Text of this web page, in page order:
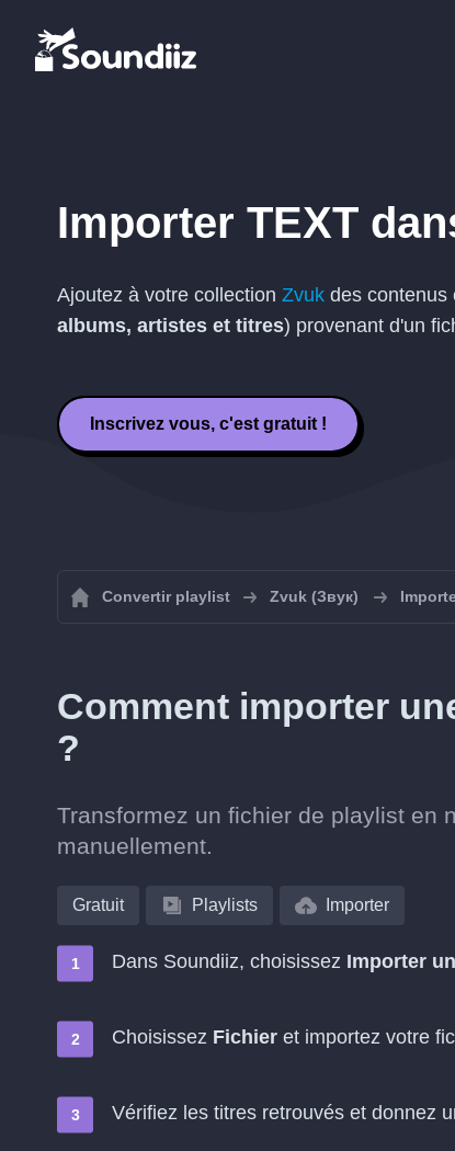
Importer TEXT
Ajoutez à votre collection Zvuk des contenus
albums, artistes et titres) provenant d'un
Inscrivez vous, c'est gratuit !
Convertir playlist Zvuk (Звук)
Comment importer
?
Transformez un fichier de playlist en
manuellement.
Gratuit Playlists Importer
Dans Soundiiz, choisissez Importer
Choisissez Fichier et importez votre
Vérifiez les titres retrouvés et donnez